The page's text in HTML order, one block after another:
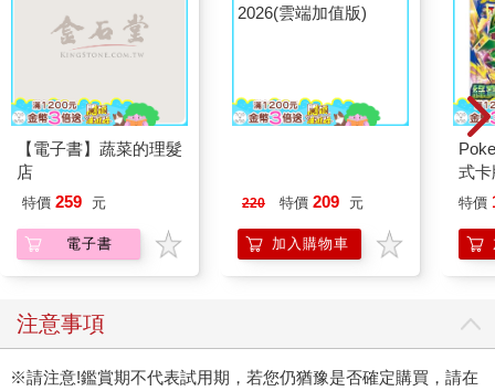
【電子書】蔬菜的理髮
店
特價 259 元
電子書
220 特價 209 元
加入購物車
式
化
特價
注意事項
※請注意!鑑賞期不代表試用期，若您仍猶豫是否確定購買，請在